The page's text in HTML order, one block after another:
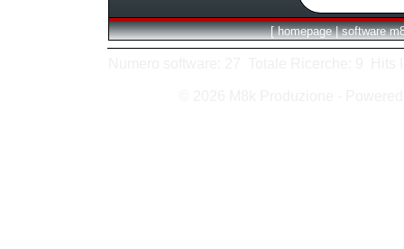
[ homepage | software